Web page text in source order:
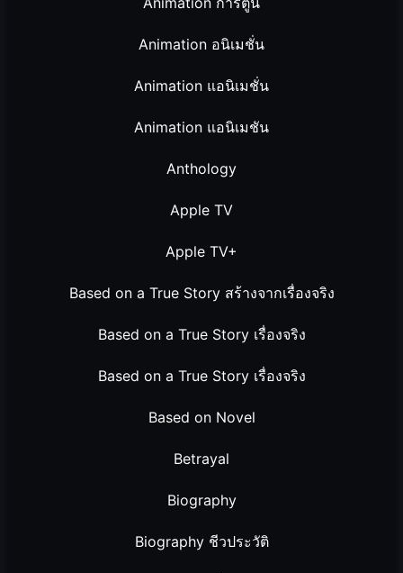
Animation อนิเมชั่น
Animation แอนิเมชั่น
Animation แอนิเมชัน
Anthology
Apple TV
Apple TV+
Based on a True Story สร้างจากเรื่องจริง
Based on a True Story เรื่องจริง
Based on a True Story เรื่องจริง
Based on Novel
Betrayal
Biography
Biography ชีวประวัติ